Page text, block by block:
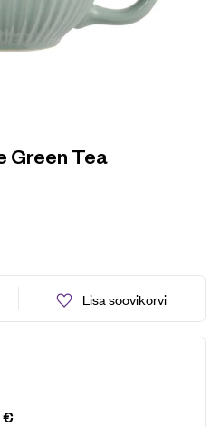
Green Tea
Lisa soovikorvi
€